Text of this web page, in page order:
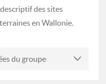
des sites
en Wallonie.
du groupe